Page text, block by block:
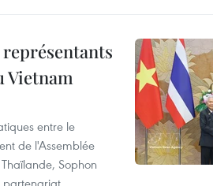
représentants
Vietnam
entre le
de l'Assemblée
Sophon
partenariat